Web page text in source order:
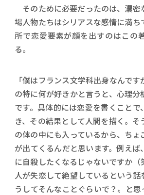
そのために必要だったのは、濃密
場人物たちはシリアスな感情に満ち
所で恋愛要素が顔を出すのはこの
る。
「僕はフランス文学科出身なんで
の特に何が好きかと言うと、心理分
です。具体的には恋愛を書くこと
き、その結果として人間を描く。
の体の中にも入っているから、ち
が出てくるんだと思います。例えば
に自殺したくなるじゃないですか（
人が失恋して絶望しているという話
うしてそんなことぐらいで？〟と